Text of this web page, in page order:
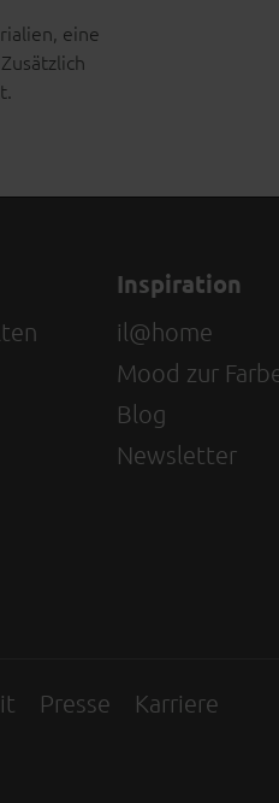
eine
Inspiration
il@home
Mood zur
Blog
Newsletter
Presse Karriere